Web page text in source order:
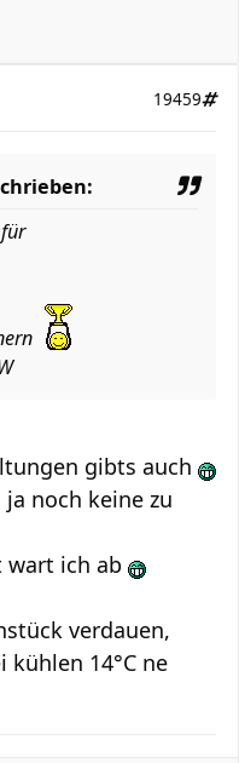
19459
gibts auch
noch keine zu
wart ich ab
verdauen,
kühlen 14°C ne